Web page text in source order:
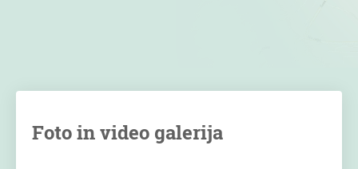
Foto in video galerija